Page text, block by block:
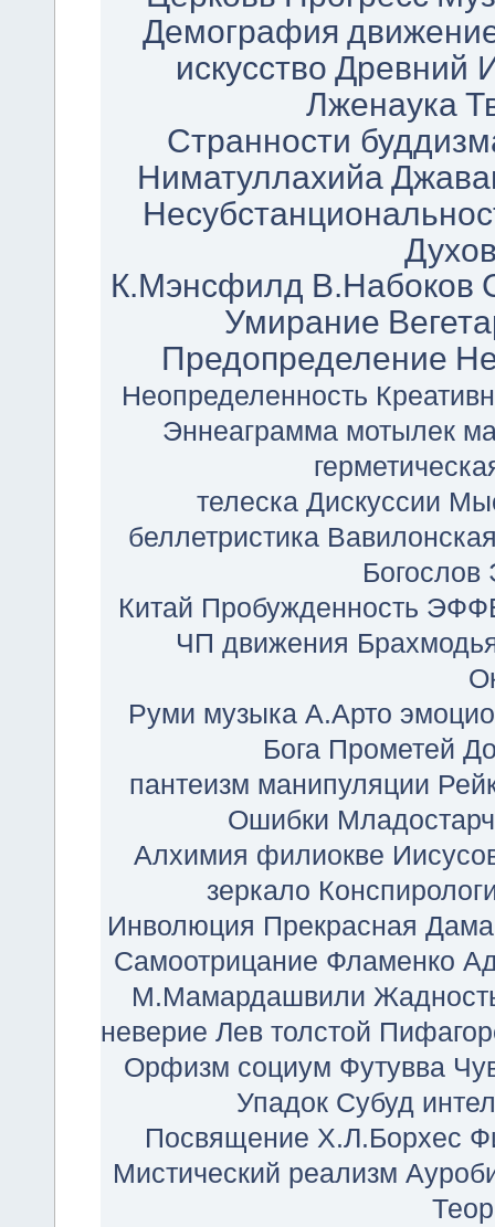
Демография
искусство Древний
Лженаука
Странности
Ниматуллахийа
К.Мэнсфилд В.Набоков
Умирание
Предопределение
Неопределенность
Эннеаграмма мотылек
телеска Дискуссии
беллетристика
Богослов
Китай Пробужденность
ЧП движения
Руми музыка А.Арто
Бога Прометей
пантеизм манипуляции
Ошибки
Алхимия филиокве
зеркало
Инволюция Прекрасная Дама
Самоотрицание Фламенко
М.Мамардашвили
неверие Лев толстой
Орфизм социум Футувва
Упадок Субуд
Посвящение Х.Л.Борхес
Мистический реализм